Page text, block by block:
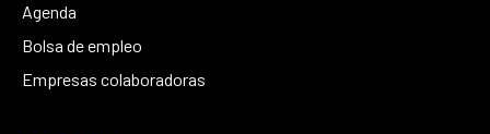
Agenda
Bolsa de empleo
Empresas colaboradoras